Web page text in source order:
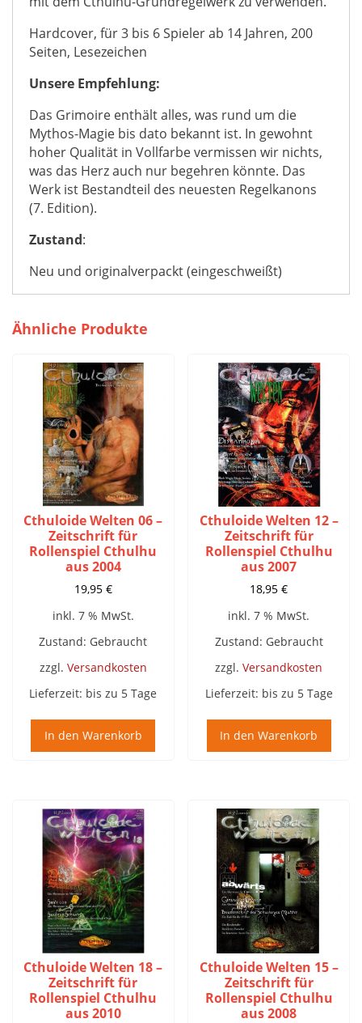
Hardcover, für 3 bis 6 Spieler ab 14 Jahren, 200
Seiten, Lesezeichen
Unsere Empfehlung:
Das Grimoire enthält alles, was rund um die
Mythos-Magie bis dato bekannt ist. In gewohnt
hoher Qualität in Vollfarbe vermissen wir nichts,
was das Herz auch nur begehren könnte. Das
Werk ist Bestandteil des neuesten Regelkanons
(7. Edition).
Zustand:
Neu und originalverpackt (eingeschweißt)
Ähnliche Produkte
Cthuloide Welten 06 –
Zeitschrift für
Rollenspiel Cthulhu
aus 2004
19,95 €
inkl. 7 % MwSt.
Zustand: Gebraucht
zzgl. Versandkosten
Lieferzeit: bis zu 5 Tage
In den Warenkorb
Cthuloide Welten 12 –
Zeitschrift für
Rollenspiel Cthulhu
aus 2007
18,95€
inkl. 7 % MwSt.
Zustand: Gebraucht
zzgl.Versandkosten
Lieferzeit: bis zu 5 Tage
In den Warenkorb
Cthuloide Welten 18 –
Zeitschrift für
Rollenspiel Cthulhu
aus 2010
Cthuloide Welten 15 –
Zeitschrift für
Rollenspiel Cthulhu
aus 2008